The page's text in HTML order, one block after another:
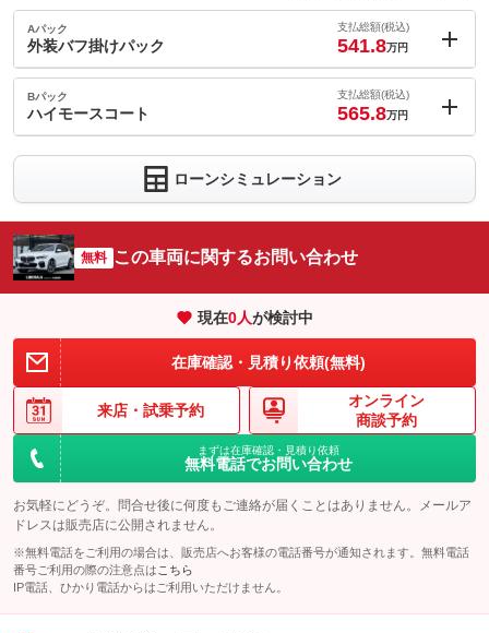
Aパック
外装バフ掛けパック
支払総額(税込)
541.8万円
内：オプシ
ョン価格
(税込)
車両本体価
パック内容
Bパック
ハイモースコート
支払総額(税込)
565.8万円
26 万円
車両本体価
格
ＬＩＢＥＲＡＬＡでは多種多様なボディコーティングを取り揃え
ております。その中で最も高級※のコーティングをあなたの一台
に。
備考 －
このパックの見積もり依頼（無料）
ローンシミュレーション
無料 この車両に関するお問い合わせ
現在0人が検討中
在庫確認・見積り依頼(無料)
来店・ 試乗予約
オンライン
商談予約
まずは在庫確認・見積り依頼
無料電話でお問い合わせ
お気軽にどうぞ。問合せ後に何度もご連絡が届くことはありません。メールア
ドレスは販売店に公開されません。
※無料電話をご利用の場合は、販売店へお客様の電話番号が通知されます。無料電話
番号ご利用の際の注意点は こちら
IP電話、ひかり電話からはご利用いただけません。